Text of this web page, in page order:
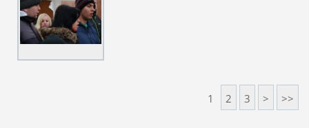
1 2 3 > >>